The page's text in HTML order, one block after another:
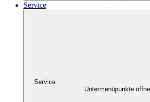
Service
Service
Untermenüpunkte